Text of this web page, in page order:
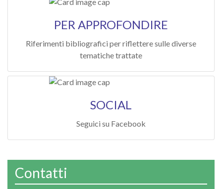
PER APPROFONDIRE
Riferimenti bibliografici per riflettere sulle diverse
tematiche trattate
SOCIAL
Seguici su Facebook
Contatti